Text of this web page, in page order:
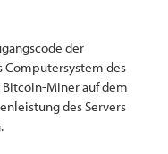
der
Computersystem des
Miner auf dem
des Servers